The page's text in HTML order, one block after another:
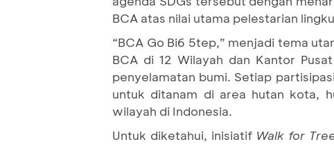
BCA atas nilai utama pelestarian
“BCA Go Bi6 5tep,” menjadi tema
BCA di 12 Wilayah dan Kantor
penyelamatan bumi. Setiap
untuk ditanam di area hutan kota,
wilayah di Indonesia.
Untuk diketahui, inisiatif Walk for